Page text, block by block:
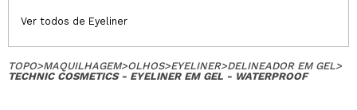
Ver todos de Eyeliner
TOPO>MAQUILHAGEM>OLHOS>EYELINER>DELINEADOR EM GEL>
TECHNIC COSMETICS - EYELINER EM GEL - WATERPROOF